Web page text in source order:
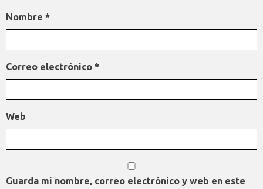
Nombre *
Correo electrónico *
Web
Guarda mi nombre, correo electrónico y web en este